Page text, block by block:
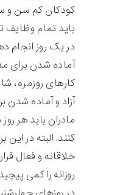
کودکان کم سن و
باید تمام وظایف
در یک روز انجام
آماده شدن برای
کارهای روزمره،
آزاد و آماده
مادران باید هر
کنند. البته در
خلاقانه و فعال
روزانه را کمی